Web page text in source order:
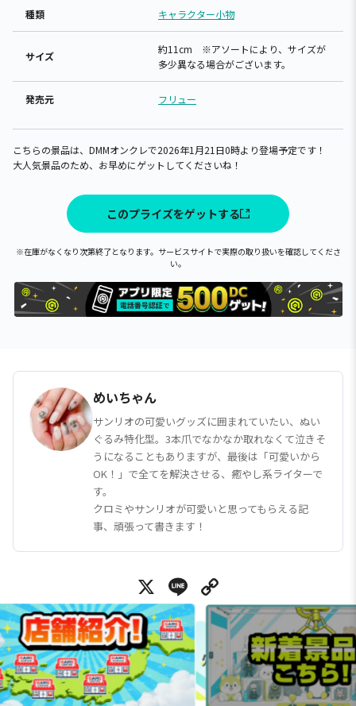
種類 キャラクター小物
サイズ
約11cm ※アソートにより、サイズが
多少異なる場合がございます。
発売元 フリュー
こちらの景品は、DMMオンクレで2026年1月21日0時より登場予定です！
大人気景品のため、お早めにゲットしてくださいね！
このプライズをゲットする
※在庫がなくなり次第終了となります。サービスサイトで実際の取り扱いを確認してくださ
い。
めいちゃん
サンリオの可愛いグッズに囲まれていたい、ぬい
ぐるみ特化型。3本爪でなかなか取れなくて泣きそ
うになることもありますが、最後は「可愛いから
OK！」で全てを解決させる、癒やし系ライターで
す。
クロミやサンリオが可愛いと思ってもらえる記
事、頑張って書きます！
X Line